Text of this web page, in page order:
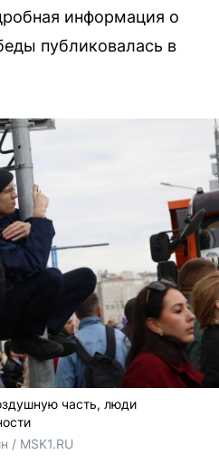
информация о
публиковалась в
часть, люди
/ MSK1.RU